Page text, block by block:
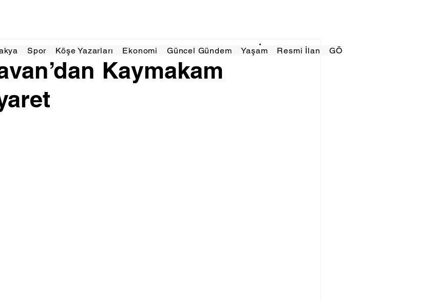
Spor Köşe Yazarları Ekonomi Güncel Gündem Yaşam Resmi İlan GÖRÜNÜMTV
Kaymakam
okunur